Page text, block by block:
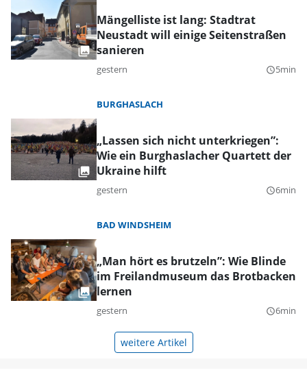
Mängelliste ist lang: Stadtrat
Neustadt will einige Seitenstraßen
sanieren
gestern query_builder5min
BURGHASLACH
„Lassen sich nicht unterkriegen”:
Wie ein Burghaslacher Quartett der
Ukraine hilft
gestern query_builder6min
BAD WINDSHEIM
„Man hört es brutzeln”: Wie Blinde
im Freilandmuseum das Brotbacken
lernen
gestern query_builder6min
weitere Artikel